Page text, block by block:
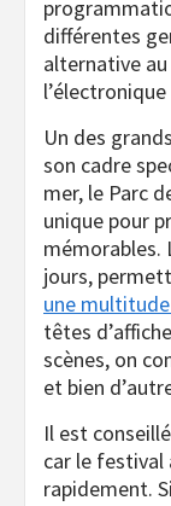
différentes
alternative
Un des
son cadre
mer, le Parc
unique pour
mémorables.
jours,
une
têtes
scènes, on
et bien
Il est
car le
rapidement.